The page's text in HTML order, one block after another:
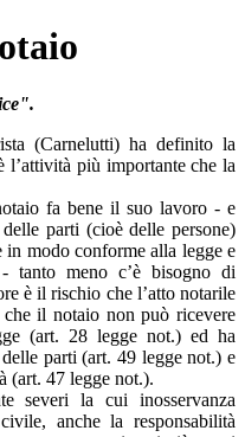
(Carnelutti) ha definito la
l’attività più importante che la
fa bene il suo lavoro - e
parti (cioè delle persone)
modo conforme alla legge e
tanto meno c’è bisogno di
è il rischio che l’atto notarile
il notaio non può ricevere
(art. 28 legge not.) ed ha
parti (art. 49 legge not.) e
(art. 47 legge not.).
severi la cui inosservanza
anche la responsabilità